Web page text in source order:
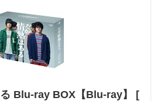
Blu-ray BOX【Blu-ray】 [